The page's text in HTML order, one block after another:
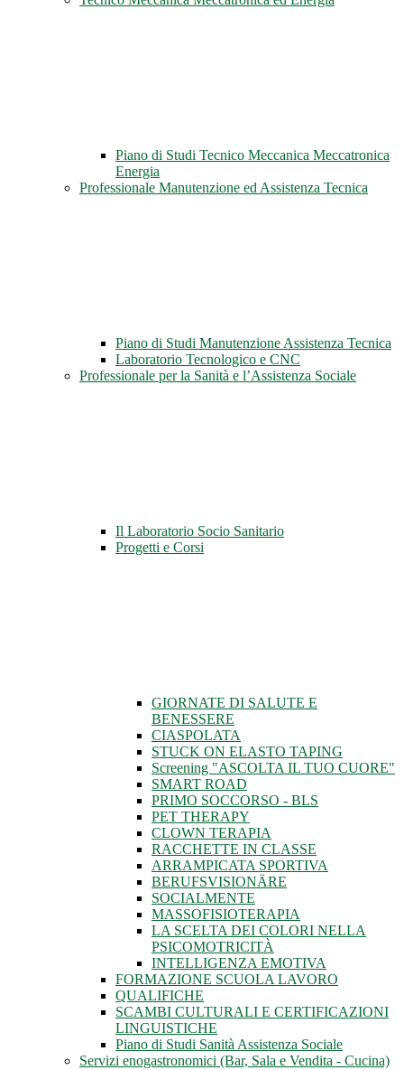
Piano di Studi Tecnico Meccanica Meccatronica
Energia
Professionale Manutenzione ed Assistenza Tecnica
Piano di Studi Manutenzione Assistenza Tecnica
Laboratorio Tecnologico e CNC
Professionale per la Sanità e l’Assistenza Sociale
Il Laboratorio Socio Sanitario
Progetti e Corsi
GIORNATE DI SALUTE E
BENESSERE
CIASPOLATA
STUCK ON ELASTO TAPING
Screening "ASCOLTA IL TUO CUORE"
SMART ROAD
PRIMO SOCCORSO - BLS
PET THERAPY
CLOWN TERAPIA
RACCHETTE IN CLASSE
ARRAMPICATA SPORTIVA
BERUFSVISIONÄRE
SOCIALMENTE
MASSOFISIOTERAPIA
LA SCELTA DEI COLORI NELLA
PSICOMOTRICITÀ
INTELLIGENZA EMOTIVA
FORMAZIONE SCUOLA LAVORO
QUALIFICHE
SCAMBI CULTURALI E CERTIFICAZIONI
LINGUISTICHE
Piano di Studi Sanità Assistenza Sociale
Servizi enogastronomici (Bar, Sala e Vendita - Cucina)